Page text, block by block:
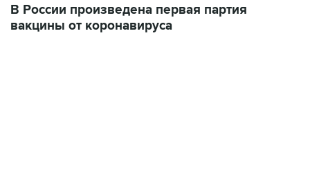
В России произведена первая партия
вакцины от коронавируса